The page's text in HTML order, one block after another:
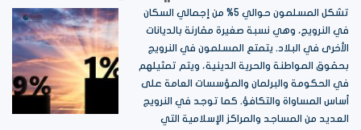
تشكل المسلمون حوالي 5% من إجمالي السكان
في النرويج، وهي نسبة صغيرة مقارنة بالديانات
الأخرى في البلاد. يتمتع المسلمون في النرويج
بحقوق المواطنة والحرية الدينية، ويتم تمثيلهم
في الحكومة والبرلمان والمؤسسات العامة على
أساس المساواة والتكافؤ. كما توجد في النرويج
العديد من المساجد والمراكز الإسلامية التي